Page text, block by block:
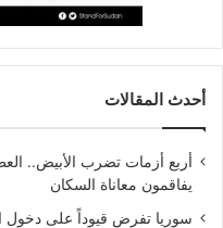
أحدث المقالات
أربع أزمات تضرب الأبيض..
يفاقمون معاناة السكان
سوريا تفرض قيوداً على دخول